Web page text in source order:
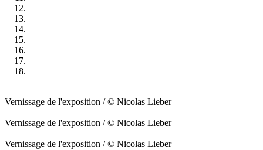
Vernissage de l'exposition / © Nicolas Lieber
Vernissage de l'exposition / © Nicolas Lieber
Vernissage de l'exposition / © Nicolas Lieber